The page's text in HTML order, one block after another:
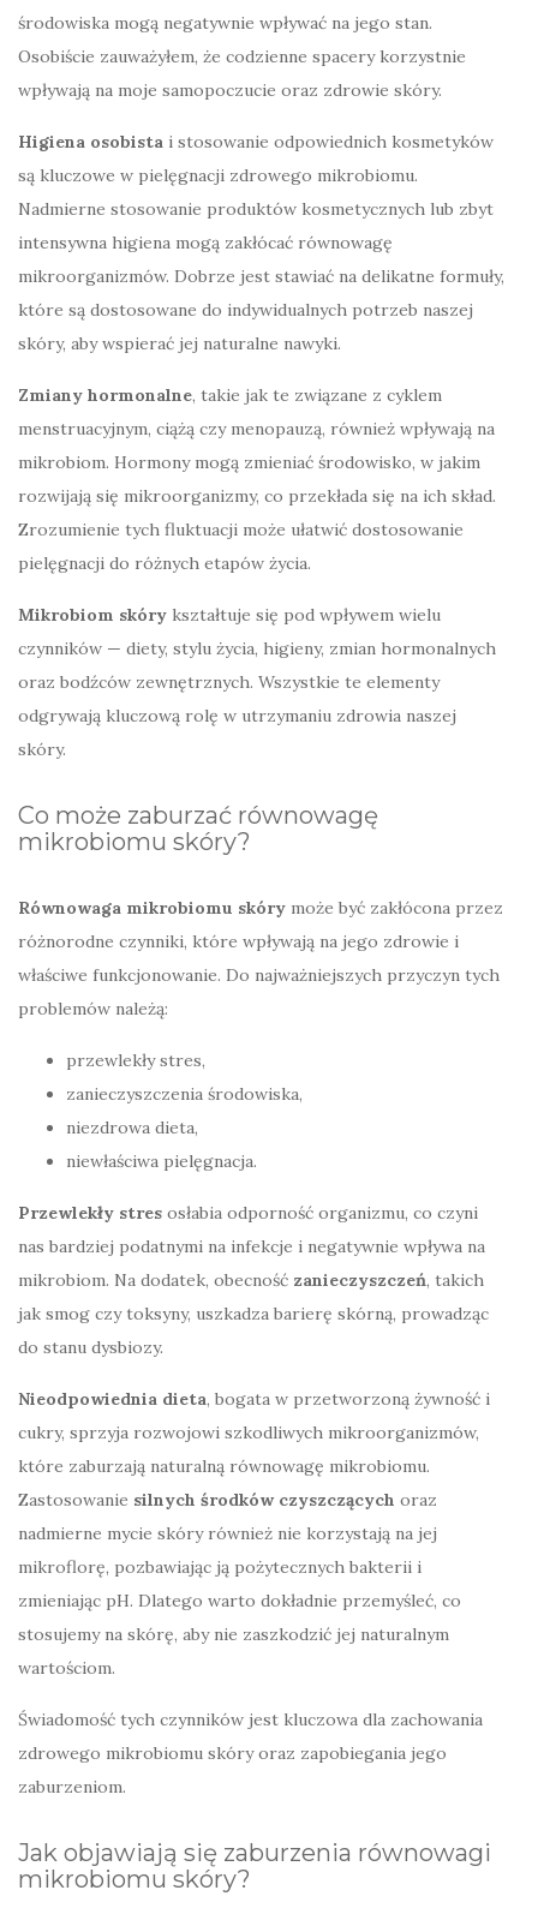
środowiska mogą negatywnie wpływać na jego stan.
Osobiście zauważyłem, że codzienne spacery korzystnie
wpływają na moje samopoczucie oraz zdrowie skóry.
Higiena osobista i stosowanie odpowiednich kosmetyków
są kluczowe w pielęgnacji zdrowego mikrobiomu.
Nadmierne stosowanie produktów kosmetycznych lub zbyt
intensywna higiena mogą zakłócać równowagę
mikroorganizmów. Dobrze jest stawiać na delikatne formuły,
które są dostosowane do indywidualnych potrzeb naszej
skóry, aby wspierać jej naturalne nawyki.
Zmiany hormonalne, takie jak te związane z cyklem
menstruacyjnym, ciążą czy menopauzą, również wpływają na
mikrobiom. Hormony mogą zmieniać środowisko, w jakim
rozwijają się mikroorganizmy, co przekłada się na ich skład.
Zrozumienie tych fluktuacji może ułatwić dostosowanie
pielęgnacji do różnych etapów życia.
Mikrobiom skóry kształtuje się pod wpływem wielu
czynników — diety, stylu życia, higieny, zmian hormonalnych
oraz bodźców zewnętrznych. Wszystkie te elementy
odgrywają kluczową rolę w utrzymaniu zdrowia naszej
skóry.
Co może zaburzać równowagę
mikrobiomu skóry?
Równowaga mikrobiomu skóry może być zakłócona przez
różnorodne czynniki, które wpływają na jego zdrowie i
właściwe funkcjonowanie. Do najważniejszych przyczyn tych
problemów należą:
przewlekły stres,
zanieczyszczenia środowiska,
niezdrowa dieta,
niewłaściwa pielęgnacja.
Przewlekły stres osłabia odporność organizmu, co czyni
nas bardziej podatnymi na infekcje i negatywnie wpływa na
mikrobiom. Na dodatek, obecność zanieczyszczeń, takich
jak smog czy toksyny, uszkadza barierę skórną, prowadząc
do stanu dysbiozy.
Nieodpowiednia dieta, bogata w przetworzoną żywność i
cukry, sprzyja rozwojowi szkodliwych mikroorganizmów,
które zaburzają naturalną równowagę mikrobiomu.
Zastosowanie silnych środków czyszczących oraz
nadmierne mycie skóry również nie korzystają na jej
mikroflorę, pozbawiając ją pożytecznych bakterii i
zmieniając pH. Dlatego warto dokładnie przemyśleć, co
stosujemy na skórę, aby nie zaszkodzić jej naturalnym
wartościom.
Świadomość tych czynników jest kluczowa dla zachowania
zdrowego mikrobiomu skóry oraz zapobiegania jego
zaburzeniom.
Jak objawiają się zaburzenia równowagi
mikrobiomu skóry?